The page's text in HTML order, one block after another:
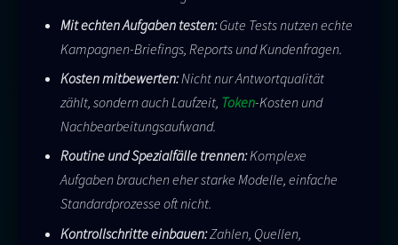
Mit echten Aufgaben testen:Gute Tests nutzen echte
Kampagnen-Briefings, Reports und Kundenfragen.
Kosten mitbewerten:Nicht nur Antwortqualität
zählt, sondern auch Laufzeit, Token-Kosten und
Nachbearbeitungsaufwand.
Routine und Spezialfälle trennen:Komplexe
Aufgaben brauchen eher starke Modelle, einfache
Standardprozesse oft nicht.
Kontrollschritte einbauen:Zahlen, Quellen,